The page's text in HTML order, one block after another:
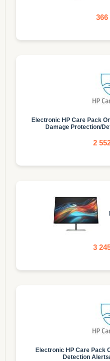
366
Electronic HP Care Pack
Damage Protection/
2
3
Electronic HP Care Pack
Detection